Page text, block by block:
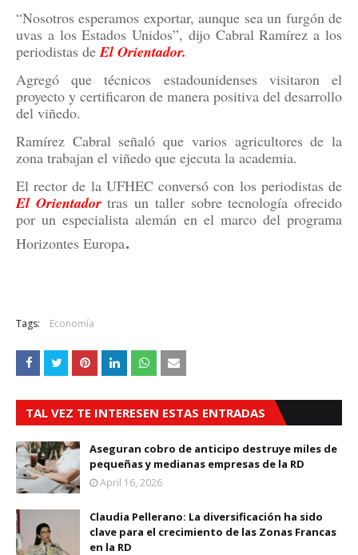
“Nosotros esperamos exportar, aunque sea un furgón de
uvas a los Estados Unidos”, dijo Cabral Ramírez a los
periodistas deEl Orientador.
Agregó que técnicos estadounidenses visitaron el
proyecto y certificaron de manera positiva del desarrollo
del viñedo.
Ramírez Cabral señaló que varios agricultores de la
zona trabajan el viñedo que ejecuta la academia.
El rector de la UFHEC conversó con los periodistas de
El Orientadortras un taller sobre tecnología ofrecido
por un especialista alemán en el marco del programa
Horizontes Europa.
Tags: Economía
TAL VEZ TE INTERESEN ESTAS ENTRADAS
Aseguran cobro de anticipo destruye miles de
pequeñas y medianas empresas de la RD
April 16, 2026
Claudia Pellerano: La diversificación ha sido
clave para el crecimiento de las Zonas Francas
en la RD